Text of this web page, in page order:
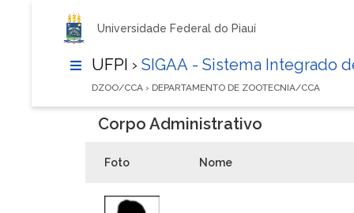
Universidade Federal do Piauí
UFPI › SIGAA - Sistema Integrado
DZOO/CCA › DEPARTAMENTO DE ZOOTECNIA/CCA
Corpo Administrativo
Foto Nome